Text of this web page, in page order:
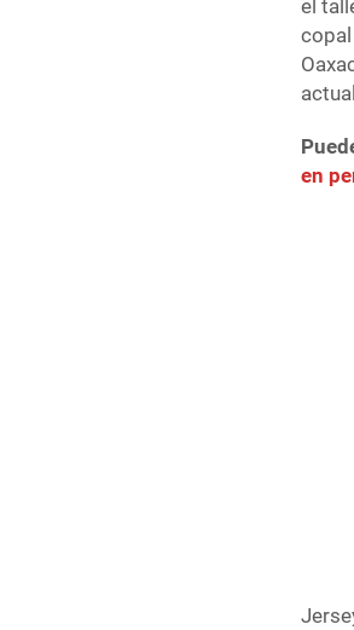
el
en